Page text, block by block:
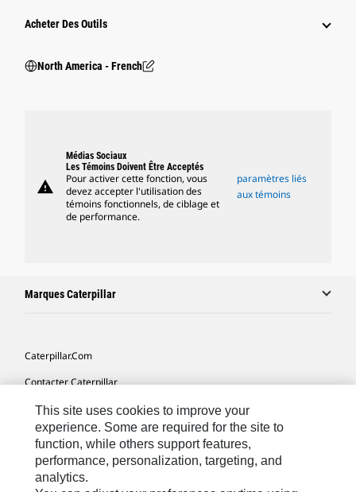
Acheter Des Outils
North America - French
warning
Médias Sociaux
Les Témoins Doivent Être Acceptés
Pour activer cette fonction, vous
devez accepter l'utilisation des
témoins fonctionnels, de ciblage et
de performance.
paramètres liés
aux témoins
Marques Caterpillar
Caterpillar.com
Contacter Caterpillar
Mes Préférences Marketing
Plan Du Site
Cookie Settings
Légales
This site uses cookies to improve your
experience. Some are required for the site to
function, while others support features,
performance, personalization, targeting, and
analytics.